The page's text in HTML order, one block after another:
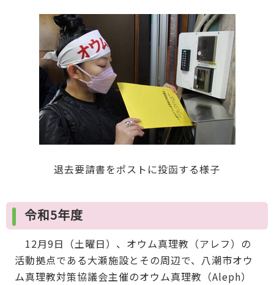
退去要請書をポストに投函する様子
令和5年度
12月9日（土曜日）、オウム真理教（アレフ）の
活動拠点である大瀬施設とその周辺で、八潮市オウ
ム真理教対策協議会主催のオウム真理教（Aleph）